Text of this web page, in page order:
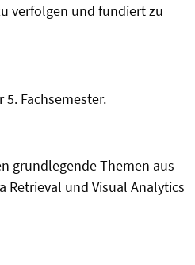
verfolgen und fundiert zu
Fachsemester.
grundlegende Themen aus
Retrieval und Visual Analytics